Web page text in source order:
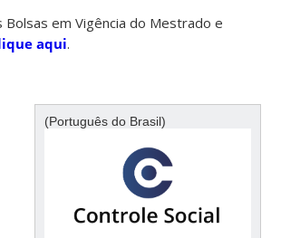
Bolsas em Vigência do Mestrado e
aqui.
(Português do Brasil)